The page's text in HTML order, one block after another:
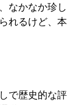
なかなか珍し
れるけど、本
で歴史的な評